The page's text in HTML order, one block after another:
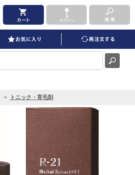
> トニック・育毛剤